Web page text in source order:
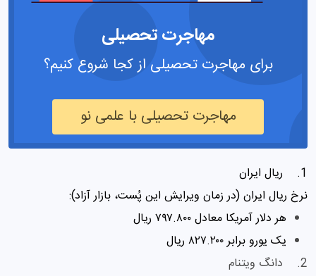
مهاجرت تحصیلی
برای مهاجرت تحصیلی از کجا شروع کنیم؟
مهاجرت تحصیلی با علمی نو
1. ریال ایران
نرخ ریال ایران (در زمان ویرایش این پُست، بازار آزاد):
هر دلار آمریکا معادل ۷۹۷.۸۰۰ ریال
یک یورو برابر ۸۲۷.۲۰۰ ریال
2. دانگ ویتنام